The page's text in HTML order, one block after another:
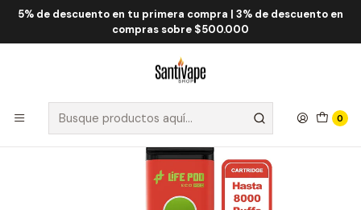
5% de descuento en tu primera compra | 3% de descuento en
compras sobre $500.000
0
Inicio Life Pod Life Pod Eco Cartridge 8.000 Puff
Life Pod Cartridge Watermelon ICE 8000 Puff